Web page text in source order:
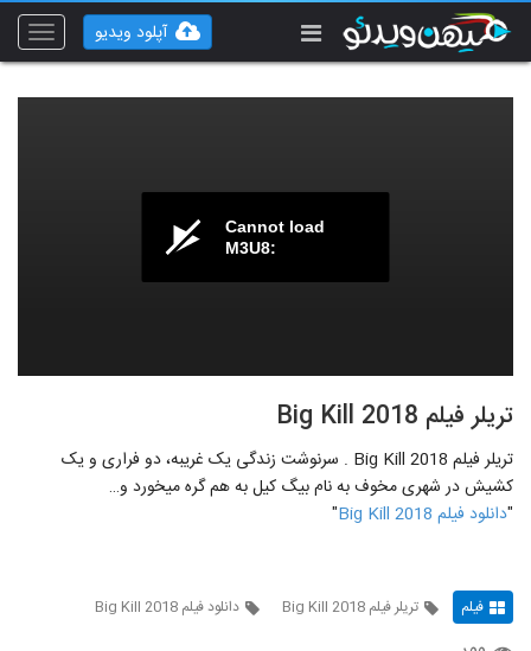
Toggle
آپلود ویدیو
Cannot load
M3U8:
تریلر فیلم Big Kill 2018
تریلر فیلم Big Kill 2018 . سرنوشت زندگی‎ یک غریبه، دو فراری و یک
کشیش در شهری مخوف به نام بیگ کیل به هم گره می‎خورد و…
"دانلود فیلم Big Kill 2018 "
فیلم تریلر فیلم Big Kill 2018 دانلود فیلم Big Kill 2018